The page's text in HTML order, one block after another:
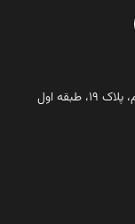
اول